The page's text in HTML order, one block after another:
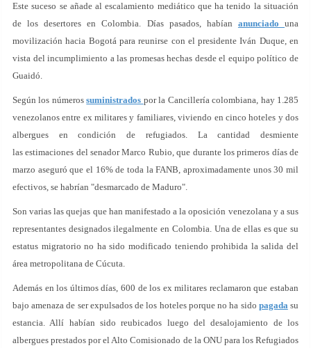
Este suceso se añade al escalamiento mediático que ha tenido la situación
de los desertores en Colombia. Días pasados, habían anunciadouna
movilización hacia Bogotá para reunirse con el presidente Iván Duque, en
vista del incumplimiento a las promesas hechas desde el equipo político de
Guaidó.
Según los númerossuministrados por la Cancillería colombiana, hay 1.285
venezolanos entre ex militares y familiares, viviendo en cinco hoteles y dos
albergues en condición de refugiados. La cantidad desmiente
las estimaciones del senador Marco Rubio, que durante los primeros días de
marzo aseguró que el 16% de toda la FANB, aproximadamente unos 30 mil
efectivos, se habrían "desmarcado de Maduro".
Son varias las quejas que han manifestado a la oposición venezolana y a sus
representantes designados ilegalmente en Colombia. Una de ellas es que su
estatus migratorio no ha sido modificado teniendo prohibida la salida del
área metropolitana de Cúcuta.
Además en los últimos días, 600 de los ex militares reclamaron que estaban
bajo amenaza de ser expulsados de los hoteles porque no ha sido pagadasu
estancia. Allí habían sido reubicados luego del desalojamiento de los
albergues prestados por el Alto Comisionado de la ONU para los Refugiados